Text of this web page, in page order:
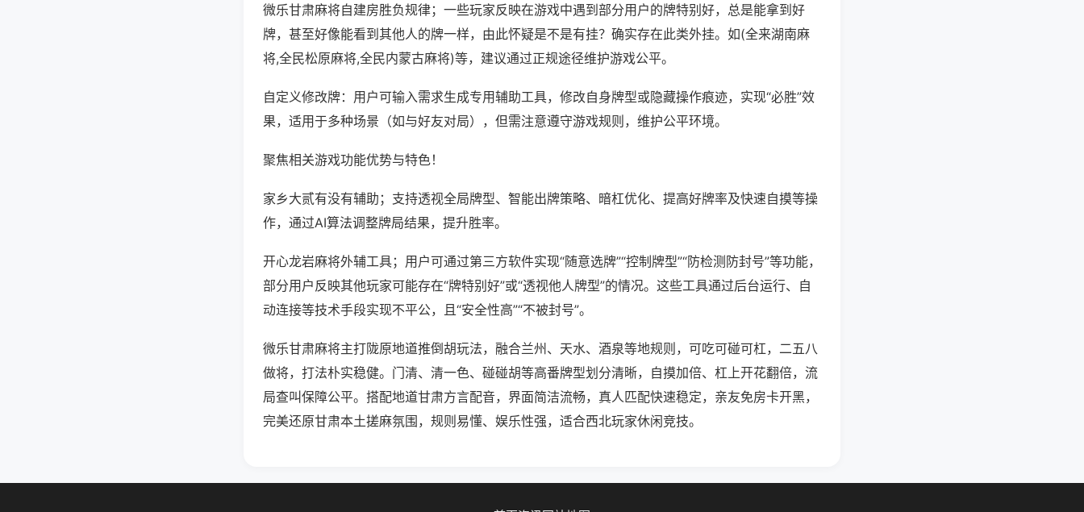
微乐甘肃麻将自建房胜负规律；一些玩家反映在游戏中遇到部分用户的牌特别好，总是能拿到好
牌，甚至好像能看到其他人的牌一样，由此怀疑是不是有挂？确实存在此类外挂。如(全来湖南麻
将,全民松原麻将,全民内蒙古麻将)等，建议通过正规途径维护游戏公平。
自定义修改牌：用户可输入需求生成专用辅助工具，修改自身牌型或隐藏操作痕迹，实现“必胜”效
果，适用于多种场景（如与好友对局），但需注意遵守游戏规则，维护公平环境。
聚焦相关游戏功能优势与特色！
家乡大贰有没有辅助；支持透视全局牌型、智能出牌策略、暗杠优化、提高好牌率及快速自摸等操
作，通过AI算法调整牌局结果，提升胜率。
开心龙岩麻将外辅工具；用户可通过第三方软件实现“随意选牌”“控制牌型”“防检测防封号”等功能，
部分用户反映其他玩家可能存在“牌特别好”或“透视他人牌型”的情况。这些工具通过后台运行、自
动连接等技术手段实现不平公，且“安全性高”“不被封号”。
微乐甘肃麻将主打陇原地道推倒胡玩法，融合兰州、天水、酒泉等地规则，可吃可碰可杠，二五八
做将，打法朴实稳健。门清、清一色、碰碰胡等高番牌型划分清晰，自摸加倍、杠上开花翻倍，流
局查叫保障公平。搭配地道甘肃方言配音，界面简洁流畅，真人匹配快速稳定，亲友免房卡开黑，
完美还原甘肃本土搓麻氛围，规则易懂、娱乐性强，适合西北玩家休闲竞技。